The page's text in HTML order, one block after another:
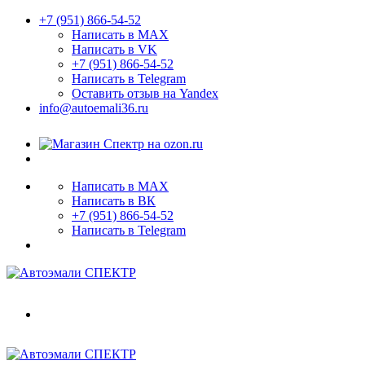
+7 (951) 866-54-52
Написать в MAX
Написать в VK
+7 (951) 866-54-52
Написать в Telegram
Оставить отзыв на Yandex
info@autoemali36.ru
Написать в MAX
Написать в ВК
+7 (951) 866-54-52
Написать в Telegram